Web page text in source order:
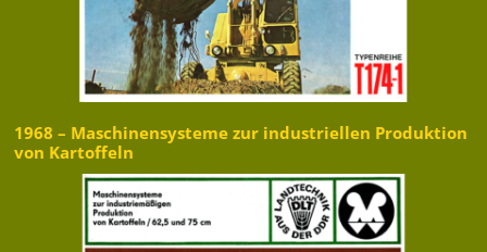
1968 – Maschinensysteme zur industriellen Produktion
von Kartoffeln